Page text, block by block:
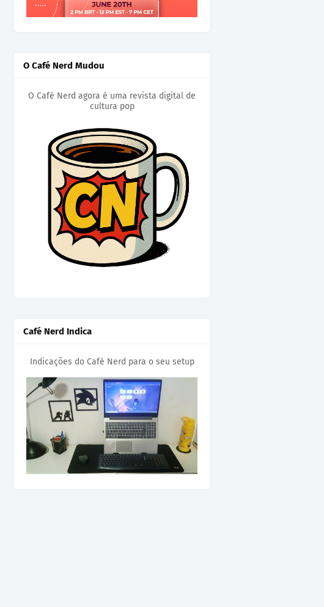
O Café Nerd Mudou
O Café Nerd agora é uma revista digital de
cultura pop
Café Nerd Indica
Indicações do Café Nerd para o seu setup